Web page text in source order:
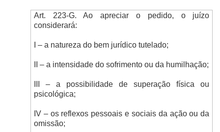
Art. 223-G. Ao apreciar o pedido, o juízo
considerará:
I – a natureza do bem jurídico tutelado;
II – a intensidade do sofrimento ou da humilhação;
III – a possibilidade de superação física ou
psicológica;
IV – os reflexos pessoais e sociais da ação ou da
omissão;